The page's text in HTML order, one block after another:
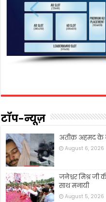
टॉप-न्यूज़
अतीक़ अहमद के
August 6, 2026
जनेश्वर मिश्र जी
साथ मनायी
August 5, 2026